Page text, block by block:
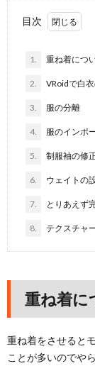
目次
1. 重ね着につ
2. VRoidで白
3. 服の分離
4. 服のインポ
5. 制服袖の修
6. ウェイトの
7. とりあえず
8. テクスチャ
重ね着に
重ね着をさせると
ことが多いのでや